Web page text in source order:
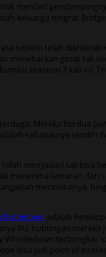
mencari
keluarga ningrat
seperti telah dikhianati
menebarkan gosip tak
seaseon 3 kali ini.
Mereka berdua
sahabatnya sendiri
menyadari tak bisa
menerima lamaran dari
mencintainya,
adalah
itu, hubungan mereka
Whistledown terbongkar
bisa jadi point of